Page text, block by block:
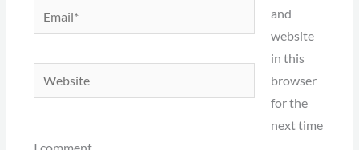
Email*
Website
and
website
in this
browser
for the
next time